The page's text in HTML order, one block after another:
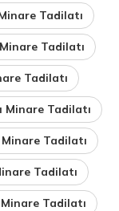
Tadilatı
Tadilatı
Tadilatı
Minare Tadilatı
Tadilatı
Tadilatı
Tadilatı